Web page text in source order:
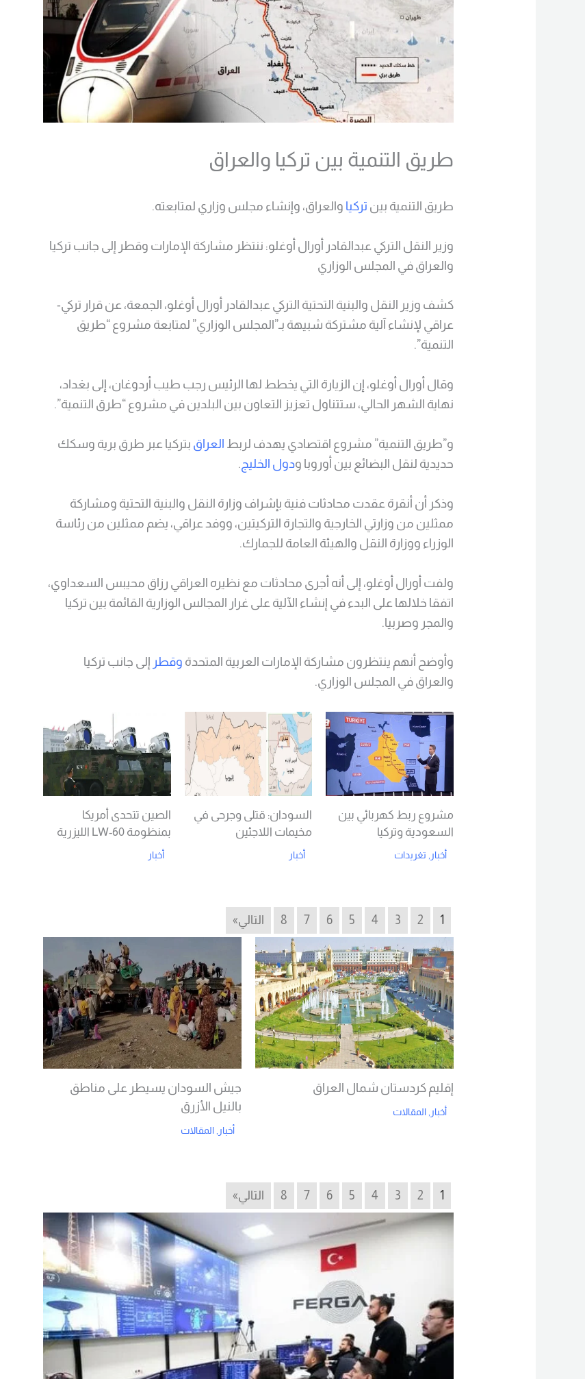
طريق التنمية بين تركيا والعراق
طريق التنمية بين تركيا والعراق، وإنشاء مجلس وزاري لمتابعته.
وزير النقل التركي عبدالقادر أورال أوغلو: ننتظر مشاركة الإمارات وقطر إلى جانب تركيا
والعراق في المجلس الوزاري
كشف وزير النقل والبنية التحتية التركي عبدالقادر أورال أوغلو، الجمعة، عن قرار تركي-
عراقي لإنشاء آلية مشتركة شبيهة بـ”المجلس الوزاري” لمتابعة مشروع “طريق
التنمية”.
وقال أورال أوغلو، إن الزيارة التي يخطط لها الرئيس رجب طيب أردوغان، إلى بغداد،
نهاية الشهر الحالي، ستتناول تعزيز التعاون بين البلدين في مشروع “طرق التنمية”.
و”طريق التنمية” مشروع اقتصادي يهدف لربط العراق بتركيا عبر طرق برية وسكك
حديدية لنقل البضائع بين أوروبا ودول الخليج .
وذكر أن أنقرة عقدت محادثات فنية بإشراف وزارة النقل والبنية التحتية ومشاركة
ممثلين من وزارتي الخارجية والتجارة التركيتين، ووفد عراقي، يضم ممثلين من رئاسة
الوزراء ووزارة النقل والهيئة العامة للجمارك.
ولفت أورال أوغلو، إلى أنه أجرى محادثات مع نظيره العراقي رزاق محيبس السعداوي،
اتفقا خلالها على البدء في إنشاء الآلية على غرار المجالس الوزارية القائمة بين تركيا
والمجر وصربيا.
وأوضح أنهم ينتظرون مشاركة الإمارات العربية المتحدة وقطر إلى جانب تركيا
والعراق في المجلس الوزاري.
مشروع ربط كهربائي بين
السعودية وتركيا
أخبار , تغريدات
السودان: قتلى وجرحى في
مخيمات اللاجئين
أخبار
الصين تتحدى أمريكا
بمنظومة LW-60 الليزرية
أخبار
1
2
3
4
5
6
7
8 التالي»
إقليم كردستان شمال العراق
أخبار ,المقالات
جيش السودان يسيطر على مناطق
بالنيل الأزرق
أخبار المقالات
1
2
3
4
5
6
7
8 التالي»